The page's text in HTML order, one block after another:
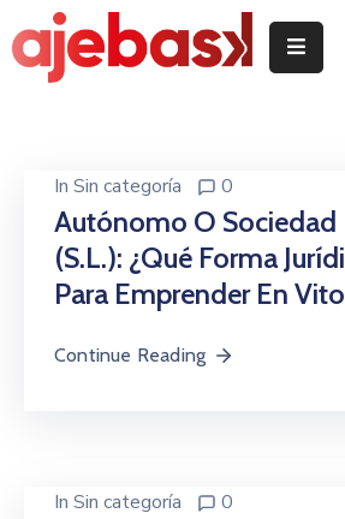
Delegeciones
Quiénes
somos
Nor
Zerbitzuak
In Sin categoría 0
Autónomo O
(S.L.): ¿qué Forma
Para Emprender En
Continue Reading
In Sin categoría 0